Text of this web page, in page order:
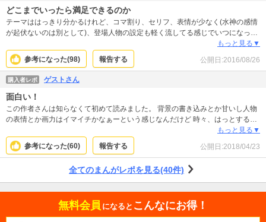
どこまでいったら満足できるのか
テーマははっきり分かるけれど、コマ割り、セリフ、表情が少なく(水神の感情
が起伏ないのは別として)、登場人物の設定も軽く流してる感じでいつになった
ら読んだ満足感がわくのかわかりません。３巻まで読んでなんとなくこれから
かなとは感じるけど、長くなりそう！今までが重い話すぎて続きは読まなくて
いいかな…
もっと見る▼
参考になった(98) 報告する 公開日:2016/08/26
購入者レポ ゲストさん
面白い！
この作者さんは知らなくて初めて読みました。 背景の書き込みとか甘いし人物
の表情とか画力はイマイチかなぁーという感じなんだけど 時々、はっとするほ
ど良いコマ運びがあったり 映画みたいな素敵なシーンがあって、ついつい続き
が気になって読んでしまいました。 完成度の低い粗削りな作品だけど、嫌いじ
ゃないです。続巻の刊行が楽しみです
もっと見る▼
参考になった(60) 報告する 公開日:2018/04/23
全てのまんがレポを見る(40件)
無料会員 になると こんなにお得！